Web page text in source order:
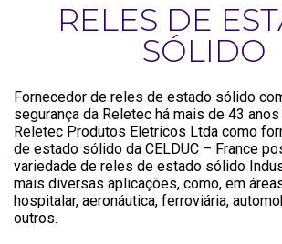
RELES DE
SÓLIDO
Fornecedor de reles de estado sólido
segurança da Reletec há mais de 43
Reletec Produtos Eletricos Ltda como
de estado sólido da CELDUC – France
variedade de reles de estado sólido
mais diversas aplicações, como, em
hospitalar, aeronáutica, ferroviária,
outros.